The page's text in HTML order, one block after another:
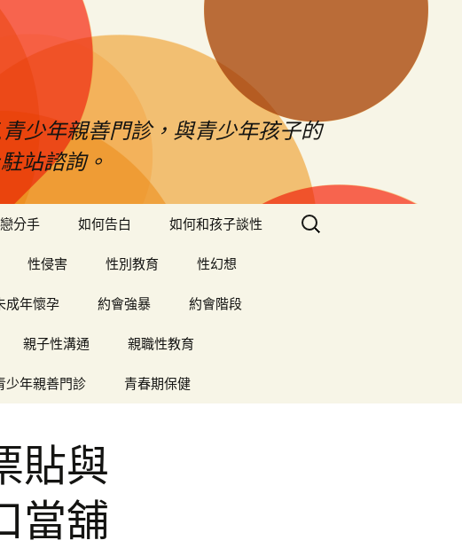
少年親善門診，與青少年孩子的
站諮詢。
分手 如何告白 如何和孩子談性
性侵害 性別教育 性幻想
成年懷孕 約會強暴 約會階段
親子性溝通 親職性教育
少年親善門診 青春期保健
搜
尋
貼與
當舖